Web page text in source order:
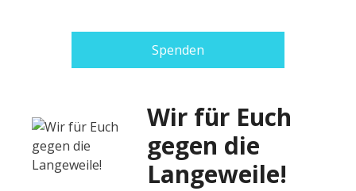
Wir für Euch
gegen die
Langeweile!